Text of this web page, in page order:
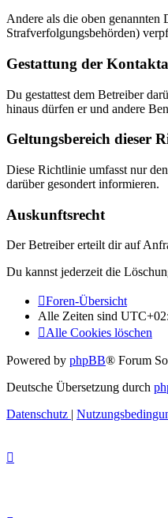
Andere als die oben
Strafverfolgungsbehörden)
Gestattung der
Du gestattest dem Betreiber
hinaus dürfen er und andere
Geltungsbereich dieser
Diese Richtlinie umfasst nur
darüber gesondert informieren.
Auskunftsrecht
Der Betreiber erteilt dir auf
Du kannst jederzeit die
Foren-Übersicht
Alle Zeiten sind
Alle Cookies löschen
Powered by phpBB® Forum
Deutsche Übersetzung durch
Datenschutz